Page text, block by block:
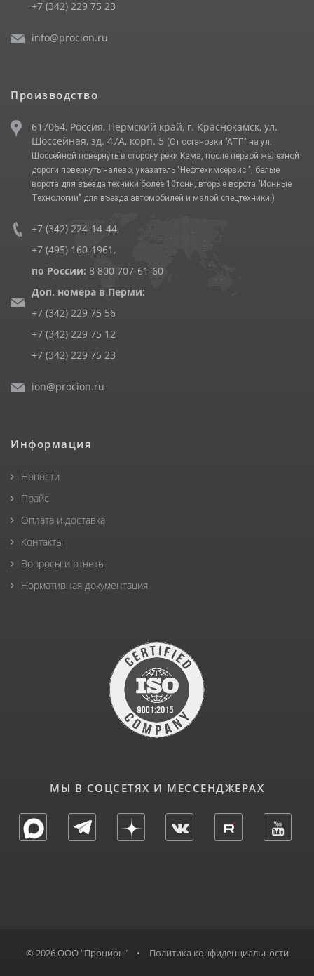
+7 (342) 229 75 23
info@procion.ru
Производство
617064, Россия, Пермский край, г. Краснокамск, ул.
Шоссейная, зд. 47А, корп. 5 (От остановки "АТП" на ул.
Шоссейной повернуть в сторону реки Кама, после первой железной
дороги повернуть налево, указатель "Нефтехимсервис ", белые
ворота для въезда техники более 10тонн, вторые ворота "Ионные
Технологии" для въезда автомобилей и малой спецтехники.)
+7 (342) 224-14-44,
+7 (495) 160-1961 ,
по России: 8 800 707-61-60
Доп. номера в Перми:
+7 (342) 229 75 56
+7 (342) 229 75 12
+7 (342) 229 75 23
ion@procion.ru
Информация
Новости
Прайс
Оплата и доставка
Контакты
Вопросы и ответы
Нормативная документация
МЫ В СОЦСЕТЯХ И МЕССЕНДЖЕРАХ
© 2026 ООО "Процион" • Политика конфиденциальности